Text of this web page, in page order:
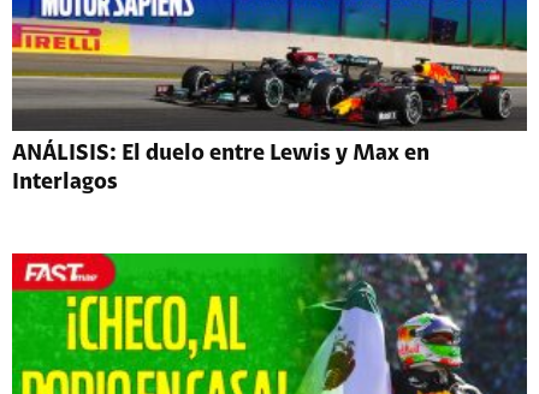
ANÁLISIS: El duelo entre Lewis y Max en
Interlagos